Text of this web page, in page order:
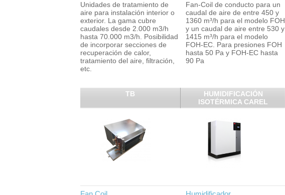
Unidades de tratamiento de
aire para instalación interior o
exterior. La gama cubre
caudales desde 2.000 m3/h
hasta 70.000 m3/h. Posibilidad
de incorporar secciones de
recuperación de calor,
tratamiento del aire, filtración,
etc.
Fan-Coil de conducto para un
caudal de aire de entre 450 y
1360 m³/h para el modelo FOH
y un caudal de aire entre 530 y
1415 m³/h para el modelo
FOH-EC. Para presiones FOH
hasta 50 Pa y FOH-EC hasta
90 Pa
TB
HUMIDIFICACIÓN
ISOTÉRMICA CAREL